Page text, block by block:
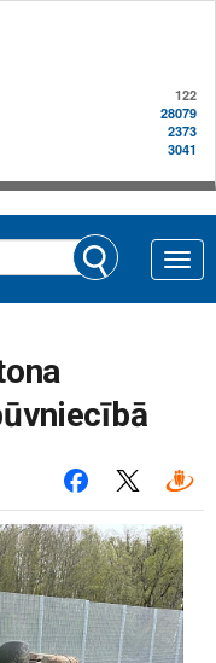
122
28079
2373
3041
Toggle